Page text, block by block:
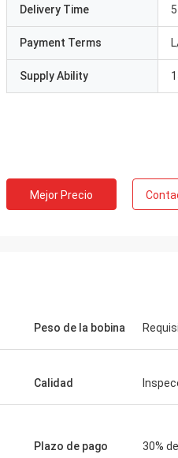
Delivery Time
Payment Terms
Supply Ability
Mejor Precio
Peso de la bobina
Calidad
Plazo de pago 30%